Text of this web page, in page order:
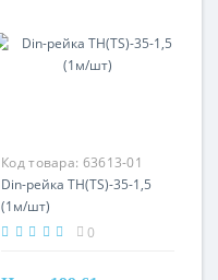
Код товара: 63613-01
Din-рейка TH(TS)-35-1,5
(1м/шт)
0